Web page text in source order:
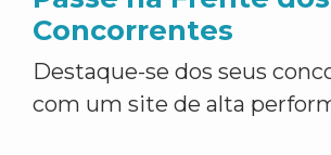
Concorrentes
Destaque-se dos seus
com um site de alta